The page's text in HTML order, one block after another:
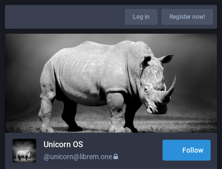
Log in Register now!
Unicorn OS
@unicorn@librem.one
Follow